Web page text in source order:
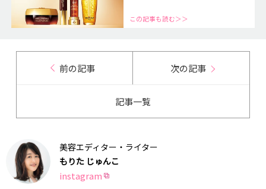
この記事も読む＞＞
前の記事 次の記事
記事一覧
美容エディター・ライター
もりた じゅんこ
instagram